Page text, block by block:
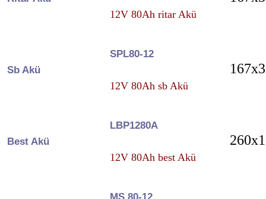
12V 80Ah ritar Akü
Sb Akü
SPL80-12
12V 80Ah sb Akü
Best Akü
LBP1280A
12V 80Ah best Akü
MS 80-12